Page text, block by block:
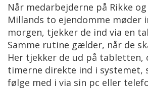
Når medarbejderne på Rikke
Millands to ejendomme møder
morgen, tjekker de ind via en
Samme rutine gælder, når de
Her tjekker de ud på tabletten,
timerne direkte ind i systemet,
følge med i via sin pc eller